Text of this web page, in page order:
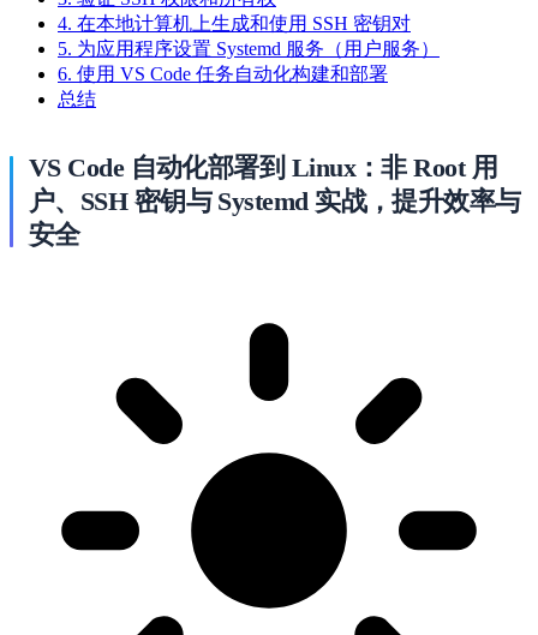
4. 在本地计算机上生成和使用 SSH 密钥对
5. 为应用程序设置 Systemd 服务（用户服务）
6. 使用 VS Code 任务自动化构建和部署
总结
VS Code 自动化部署到 Linux：非 Root 用
户、SSH 密钥与 Systemd 实战，提升效率与
安全